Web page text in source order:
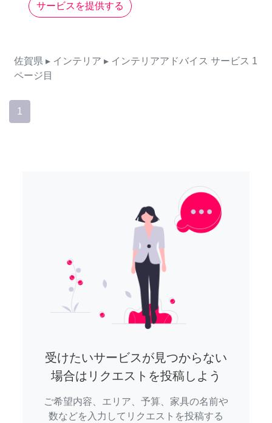
サービスを提供する
佐賀県 ▸ インテリア ▸ インテリアアドバイス サービス 1
ページ目
1
受けたいサービスが見つからない
場合はリクエストを投稿しよう
ご希望内容、エリア、予算、家具の名前や
数などを入力してリクエストを投稿する